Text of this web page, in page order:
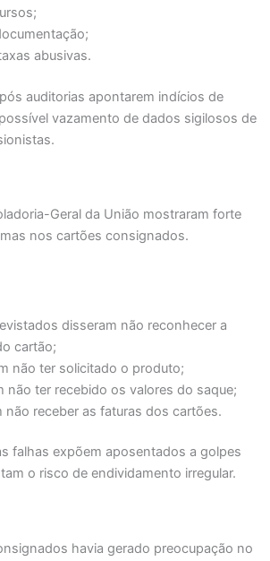
abusivas.
auditorias apontarem indícios de
vazamento de dados sigilosos de
Geral da União mostraram forte
nos cartões consignados.
disseram não reconhecer a
cartão;
não ter solicitado o produto;
não ter recebido os valores do saque;
não receber as faturas dos cartões.
falhas expõem aposentados a golpes
o risco de endividamento irregular.
havia gerado preocupação no